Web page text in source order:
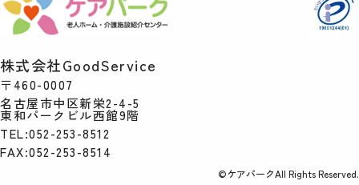
株式会社GoodService
〒460-0007
名古屋市中区新栄2-4-5
東和パークビル西館9階
TEL:052-253-8512
FAX:052-253-8514
©ケアパークAll Rights Reserved.